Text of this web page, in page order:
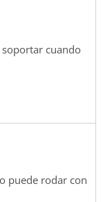
cuando
puede rodar con